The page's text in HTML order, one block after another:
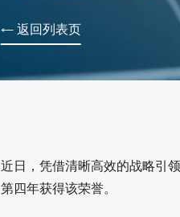
← 返回列表页
近日，凭借清晰高效的战略引
第四年获得该荣誉。